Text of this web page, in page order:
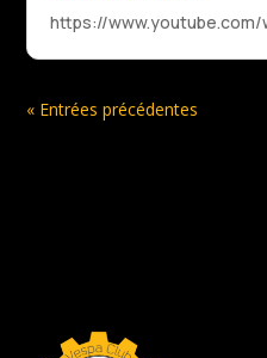
https://www.youtube.com/
« Entrées précédentes